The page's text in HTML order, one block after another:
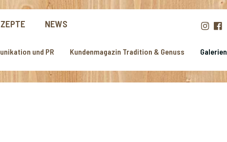
NEWS
und PR Kundenmagazin Tradition & Genuss Galerien